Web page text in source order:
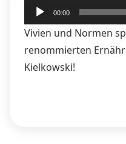
Audio-
Player
00:00
Vivien und Normen
renommierten
Kielkowski!